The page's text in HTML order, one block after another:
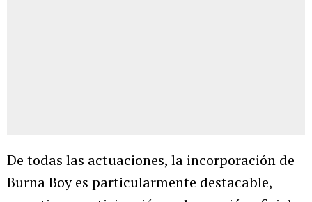
De todas las actuaciones, la incorporación de
Burna Boy es particularmente destacable,